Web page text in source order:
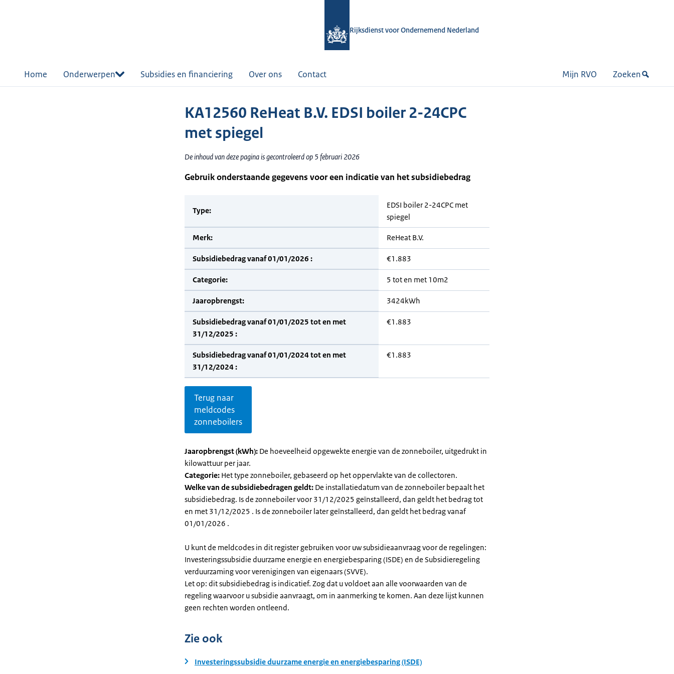
Rijksdienst voor Ondernemend Nederland
Home Onderwerpen Subsidies en financiering Over ons Contact Mijn RVO Zoeken
KA12560 ReHeat B.V. EDSI boiler 2-24CPC
met spiegel
De inhoud van deze pagina is gecontroleerd op 5 februari 2026
Gebruik onderstaande gegevens voor een indicatie van het subsidiebedrag
Type:
EDSI boiler 2-24CPC met
spiegel
Merk: ReHeat B.V.
Subsidiebedrag vanaf 01/01/2026 : €1.883
Categorie: 5 tot en met 10m2
Jaaropbrengst: 3424kWh
Subsidiebedrag vanaf 01/01/2025 tot en met
31/12/2025 :
€1.883
Subsidiebedrag vanaf 01/01/2024 tot en met
31/12/2024 :
€1.883
Terug naar
meldcodes
zonneboilers
Jaaropbrengst (kWh): De hoeveelheid opgewekte energie van de zonneboiler, uitgedrukt in
kilowattuur per jaar.
Categorie: Het type zonneboiler, gebaseerd op het oppervlakte van de collectoren.
Welke van de subsidiebedragen geldt: De installatiedatum van de zonneboiler bepaalt het
subsidiebedrag. Is de zonneboiler voor 31/12/2025 geïnstalleerd, dan geldt het bedrag tot
en met 31/12/2025 . Is de zonneboiler later geïnstalleerd, dan geldt het bedrag vanaf
01/01/2026 .
U kunt de meldcodes in dit register gebruiken voor uw subsidieaanvraag voor de regelingen:
Investeringssubsidie duurzame energie en energiebesparing (ISDE) en de Subsidieregeling
verduurzaming voor verenigingen van eigenaars (SVVE).
Let op: dit subsidiebedrag is indicatief. Zog dat u voldoet aan alle voorwaarden van de
regeling waarvoor u subsidie aanvraagt, om in aanmerking te komen. Aan deze lijst kunnen
geen rechten worden ontleend.
Zie ook
Investeringssubsidie duurzame energie en energiebesparing (ISDE)